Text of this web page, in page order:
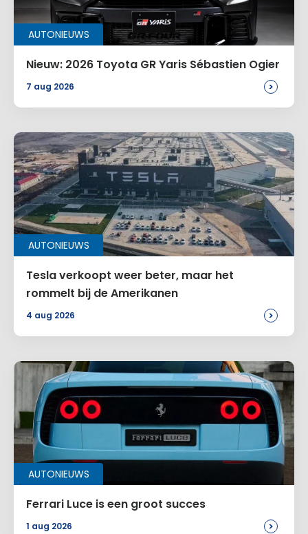
AUTONIEUWS
Nieuw: 2026 Toyota GR Yaris Sébastien Ogier
7 aug 2026 >
AUTONIEUWS
Tesla verkoopt weer beter, maar het
rommelt bij de Amerikanen
4 aug 2026 >
AUTONIEUWS
Ferrari Luce is een groot succes
1 aug 2026 >